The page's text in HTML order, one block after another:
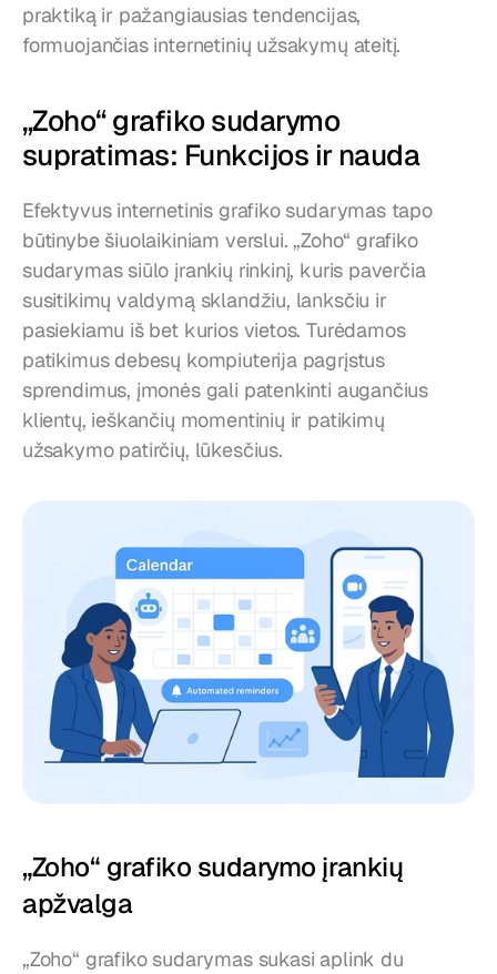
praktiką ir pažangiausias tendencijas,
formuojančias internetinių užsakymų ateitį.
„Zoho“ grafiko sudarymo
supratimas: Funkcijos ir nauda
Efektyvus internetinis grafiko sudarymas tapo
būtinybe šiuolaikiniam verslui. „Zoho“ grafiko
sudarymas siūlo įrankių rinkinį, kuris paverčia
susitikimų valdymą sklandžiu, lanksčiu ir
pasiekiamu iš bet kurios vietos. Turėdamos
patikimus debesų kompiuterija pagrįstus
sprendimus, įmonės gali patenkinti augančius
klientų, ieškančių momentinių ir patikimų
užsakymo patirčių, lūkesčius.
„Zoho“ grafiko sudarymo įrankių
apžvalga
„Zoho“ grafiko sudarymas sukasi aplink du